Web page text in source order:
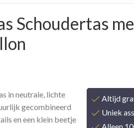
Schoudertas
in neutrale, lichte
gecombineerd
en een klein beetje
Altijd
Uniek